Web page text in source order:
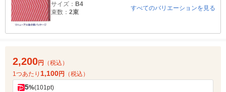
サイズ： B4
束数： 2束
すべてのバリエーションを見る
2,200円
（税込）
1つあたり 1,100円 （税込）
5%(101pt)